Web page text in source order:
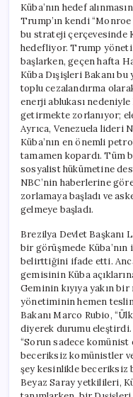
Küba’nın hedef
Trump’ın kendi
bu strateji çerçevesinde
hedefliyor. Trump
başlarken, geçen hafta
Küba Dışişleri Bakanı
toplu cezalandırma
enerji ablukası
getirmekte zorlanıyor;
Ayrıca, Venezuela lideri
Küba’nın en önemli
tamamen kopardı. Tüm
sosyalist hükümetine
NBC’nin haberlerine
zorlamaya başladı ve
gelmeye başladı.
Brezilya Devlet Başkanı
bir görüşmede Küba’nın
belirttiğini ifade etti.
gemisinin Küba
Geminin kıyıya yakın
yönetiminin hemen
Bakanı Marco Rubio,
diyerek durumu eleştirdi.
“Sorun sadece komünist
beceriksiz komünistler
şey kesinlikle beceriksiz
Beyaz Saray yetkilileri,